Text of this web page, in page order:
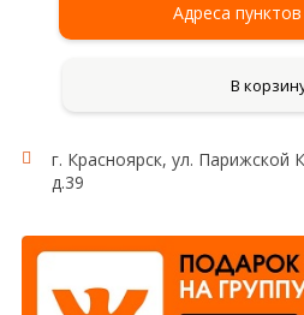
Адреса
В
г. Красноярск, ул. Парижской
д.39